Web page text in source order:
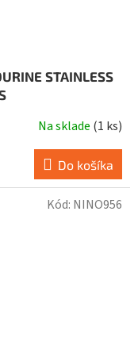
STAINLESS
Na sklade (1 ks)
Do košíka
Kód: NINO956